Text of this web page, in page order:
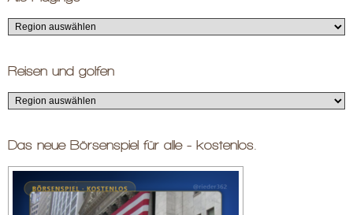
Reisen und golfen
Das neue Börsenspiel für alle - kostenlos.